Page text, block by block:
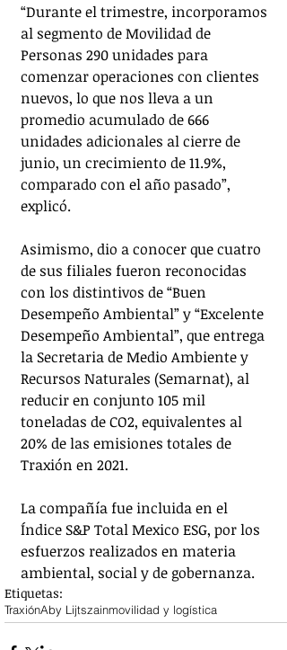
“Durante el trimestre, incorporamos
al segmento de Movilidad de
Personas 290 unidades para
comenzar operaciones con clientes
nuevos, lo que nos lleva a un
promedio acumulado de 666
unidades adicionales al cierre de
junio, un crecimiento de 11.9%,
comparado con el año pasado”,
explicó.
Asimismo, dio a conocer que cuatro
de sus filiales fueron reconocidas
con los distintivos de “Buen
Desempeño Ambiental” y “Excelente
Desempeño Ambiental”, que entrega
la Secretaria de Medio Ambiente y
Recursos Naturales (Semarnat), al
reducir en conjunto 105 mil
toneladas de CO2, equivalentes al
20% de las emisiones totales de
Traxión en 2021.
La compañía fue incluida en el
Índice S&P Total Mexico ESG, por los
esfuerzos realizados en materia
ambiental, social y de gobernanza.
Etiquetas:
TraxiónAby Lijtszainmovilidad y logística